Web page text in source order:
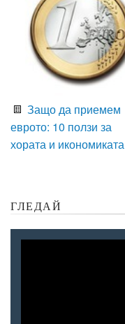
Защо да приемем
еврото: 10 ползи за
хората и икономиката
ГЛЕДАЙ